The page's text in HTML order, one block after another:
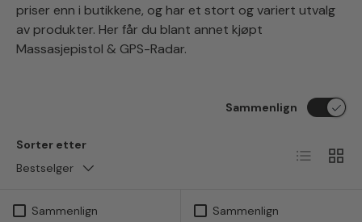
priser enn i butikkene, og har et stort og variert utvalg
av produkter. Her får du blant annet kjøpt
Massasjepistol & GPS-Radar.
Sorter etter
Bestselger
Sammenlign
Liste
Sammenlign Sammenlign